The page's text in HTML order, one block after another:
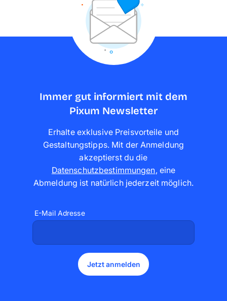
Immer gut informiert mit dem
Pixum Newsletter
Erhalte exklusive Preisvorteile und
Gestaltungstipps. Mit der Anmeldung
akzeptierst du die
Datenschutzbestimmungen, eine
Abmeldung ist natürlich jederzeit möglich.
E-Mail Adresse
Jetzt anmelden